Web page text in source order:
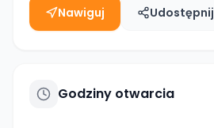
Nawiguj Udostępnij
Godziny otwarcia